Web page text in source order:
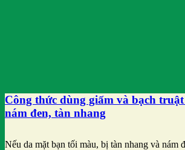
Công thức dùng giấm và bạch
nám đen, tàn nhang
Nếu da mặt bạn tối màu, bị tàn nhang và nám